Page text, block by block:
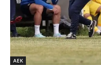
ΑΕΚ